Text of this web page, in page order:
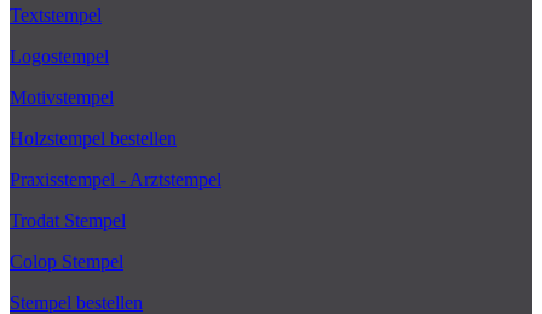
Textstempel
Logostempel
Motivstempel
Holzstempel bestellen
Praxisstempel - Arztstempel
Trodat Stempel
Colop Stempel
Stempel bestellen